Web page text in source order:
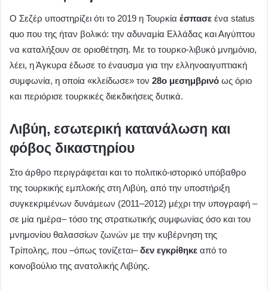
Ο Σεζέρ υποστηρίζει ότι το 2019 η Τουρκία έσπασε ένα status
quo που της ήταν βολικό: την αδυναμία Ελλάδας και Αιγύπτου
να καταλήξουν σε οριοθέτηση. Με το τουρκο-λιβυκό μνημόνιο,
λέει, η Άγκυρα έδωσε το έναυσμα για την ελληνοαιγυπτιακή
συμφωνία, η οποία «κλείδωσε» τον 28ο μεσημβρινό ως όριο
και περιόρισε τουρκικές διεκδικήσεις δυτικά.
Λιβύη, εσωτερική κατανάλωση και
φόβος δικαστηρίου
Στο άρθρο περιγράφεται και το πολιτικό-ιστορικό υπόβαθρο
της τουρκικής εμπλοκής στη Λιβύη, από την υποστήριξη
συγκεκριμένων δυνάμεων (2011–2012) μέχρι την υπογραφή –
σε μία ημέρα– τόσο της στρατιωτικής συμφωνίας όσο και του
μνημονίου θαλασσίων ζωνών με την κυβέρνηση της
Τρίπολης, που –όπως τονίζεται–δεν εγκρίθηκε από το
κοινοβούλιο της ανατολικής Λιβύης.